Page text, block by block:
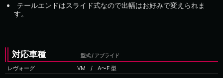
テールエンドはスライド式なので出幅はお好みで変えられま
す。
対応車種 型式 / アプライド
レヴォーグ VM /